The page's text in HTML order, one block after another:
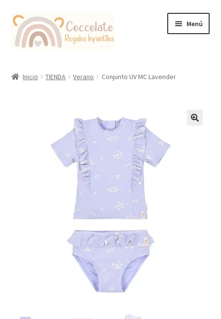
Ir
la
Ir
contenido
Menú
Inicio TIENDA Verano Conjunto UV MC Lavender